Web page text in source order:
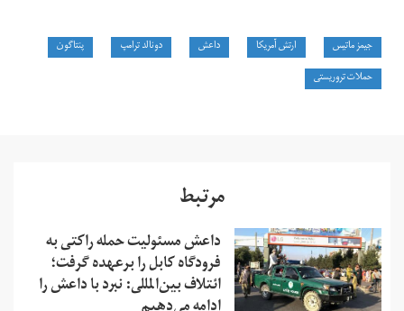
جیمز ماتیس ارتش آمریکا داعش دونالد ترامپ
پنتاگون
حملات تروریستی
مرتبط
داعش مسئولیت حمله راکتی به
فرودگاه کابل را برعهده گرفت؛
ائتلاف بین‌المللی: نبرد با داعش را